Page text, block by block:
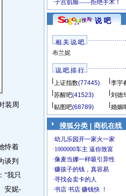
装周
恃着
谈判
“我只
安妮-
说 吧
相 关 说 吧
布兰妮
说 吧 排 行
上证指数(77445) 李宇
苏醒吧(41523) 刘德
贴图吧(68789) 婚姻
搜狐分类 | 商机在线